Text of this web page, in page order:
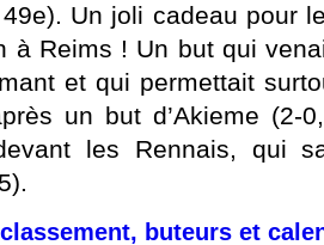
Un joli cadeau pour
à Reims ! Un but qui
et qui permettait
un but d’Akieme
les Rennais, qui
buteurs et